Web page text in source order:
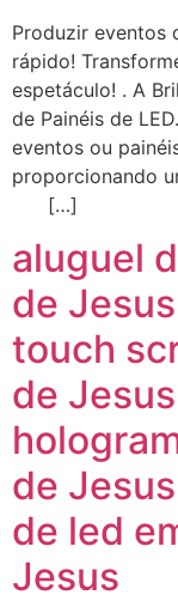
Produzir eventos
rápido!
espetáculo! . A
de Painéis de
eventos ou
proporcionando
[…]
aluguel
de
touch
de
de
de led
Jesus